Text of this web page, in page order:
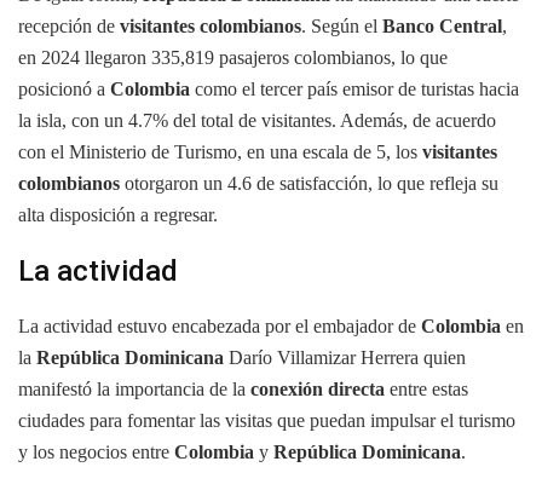
recepción de visitantes colombianos. Según el Banco Central,
en 2024 llegaron 335,819 pasajeros colombianos, lo que
posicionó a Colombia como el tercer país emisor de turistas hacia
la isla, con un 4.7% del total de visitantes. Además, de acuerdo
con el Ministerio de Turismo, en una escala de 5, los visitantes
colombianos otorgaron un 4.6 de satisfacción, lo que refleja su
alta disposición a regresar.
La actividad
La actividad estuvo encabezada por el embajador de Colombia en
la República Dominicana Darío Villamizar Herrera quien
manifestó la importancia de la conexión directa entre estas
ciudades para fomentar las visitas que puedan impulsar el turismo
y los negocios entre Colombia y República Dominicana.